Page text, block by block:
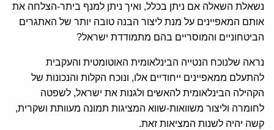
נשאלת השאלה אם ניתן בכלל, ואיך ניתן למנף ביתר-הצלחה את
אותם המאפיינים על מנת ליצור הבנה טובה יותר של האתגרים
הביטחוניים והמוסריים בהם מתמודדת ישראל?
נראה שלנוכח הנטייה הבינלאומית האוטומטית והעקבית
להתעלם ממאפיינים ייחודיים אלו, ונוכח הקלות והנכונות של
הקהילה הבינלאומית להאשים ולגנות את ישראל, לשפטה
לחומרה וליצור משוואות-שווא המציגות תמונה מעוותת ושקרית,
קשה יהיה לשנות המציאות זאת.